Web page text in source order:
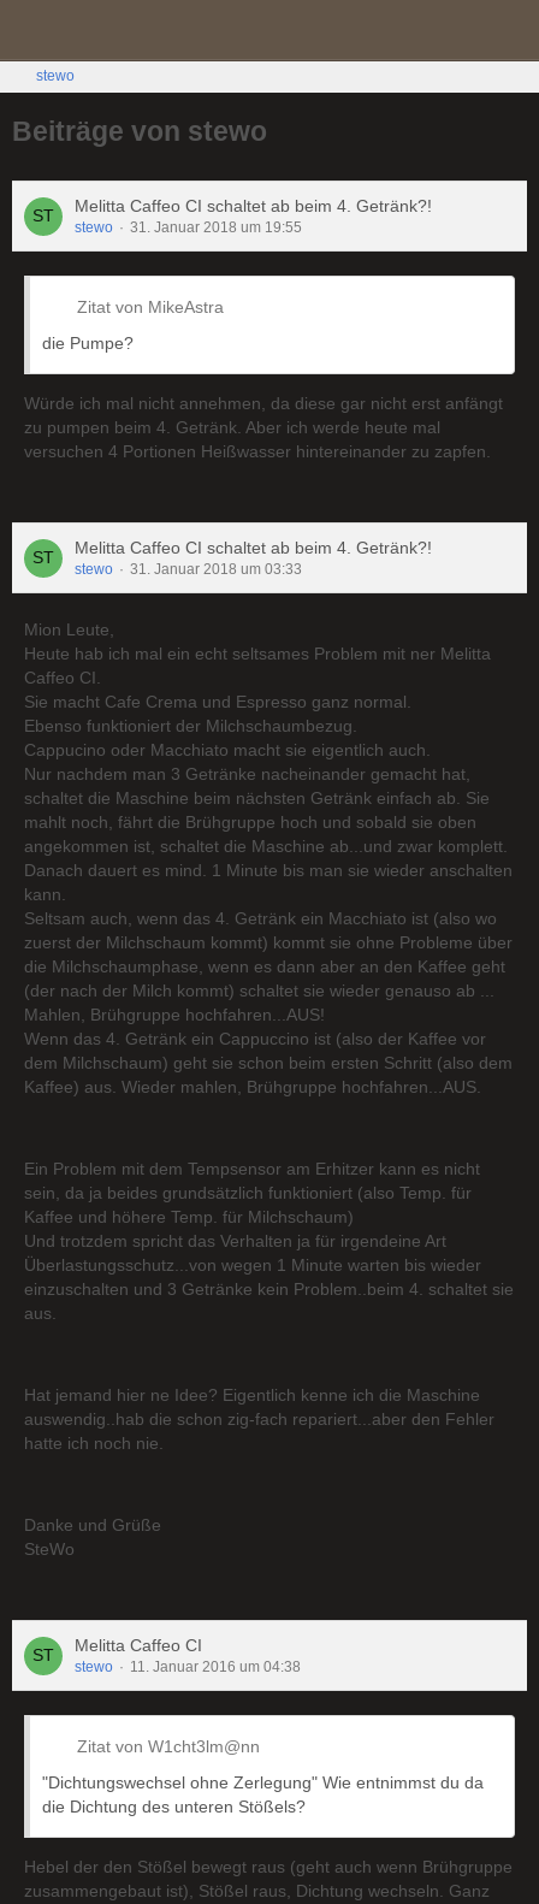
stewo
Beiträge von stewo
Melitta Caffeo CI schaltet ab beim 4. Getränk?!
stewo 31. Januar 2018 um 19:55
Zitat von MikeAstra
die Pumpe?
Würde ich mal nicht annehmen, da diese gar nicht erst anfängt
zu pumpen beim 4. Getränk. Aber ich werde heute mal
versuchen 4 Portionen Heißwasser hintereinander zu zapfen.
Melitta Caffeo CI schaltet ab beim 4. Getränk?!
stewo 31. Januar 2018 um 03:33
Mion Leute,
Heute hab ich mal ein echt seltsames Problem mit ner Melitta
Caffeo CI.
Sie macht Cafe Crema und Espresso ganz normal.
Ebenso funktioniert der Milchschaumbezug.
Cappucino oder Macchiato macht sie eigentlich auch.
Nur nachdem man 3 Getränke nacheinander gemacht hat,
schaltet die Maschine beim nächsten Getränk einfach ab. Sie
mahlt noch, fährt die Brühgruppe hoch und sobald sie oben
angekommen ist, schaltet die Maschine ab...und zwar komplett.
Danach dauert es mind. 1 Minute bis man sie wieder anschalten
kann.
Seltsam auch, wenn das 4. Getränk ein Macchiato ist (also wo
zuerst der Milchschaum kommt) kommt sie ohne Probleme über
die Milchschaumphase, wenn es dann aber an den Kaffee geht
(der nach der Milch kommt) schaltet sie wieder genauso ab ...
Mahlen, Brühgruppe hochfahren...AUS!
Wenn das 4. Getränk ein Cappuccino ist (also der Kaffee vor
dem Milchschaum) geht sie schon beim ersten Schritt (also dem
Kaffee) aus. Wieder mahlen, Brühgruppe hochfahren...AUS.
Ein Problem mit dem Tempsensor am Erhitzer kann es nicht
sein, da ja beides grundsätzlich funktioniert (also Temp. für
Kaffee und höhere Temp. für Milchschaum)
Und trotzdem spricht das Verhalten ja für irgendeine Art
Überlastungsschutz...von wegen 1 Minute warten bis wieder
einzuschalten und 3 Getränke kein Problem..beim 4. schaltet sie
aus.
Hat jemand hier ne Idee? Eigentlich kenne ich die Maschine
auswendig..hab die schon zig-fach repariert...aber den Fehler
hatte ich noch nie.
Danke und Grüße
SteWo
Melitta Caffeo CI
stewo 11. Januar 2016 um 04:38
Zitat von W1cht3lm@nn
"Dichtungswechsel ohne Zerlegung" Wie entnimmst du da
die Dichtung des unteren Stößels?
Hebel der den Stößel bewegt raus (geht auch wenn Brühgruppe
zusammengebaut ist), Stößel raus, Dichtung wechseln. Ganz